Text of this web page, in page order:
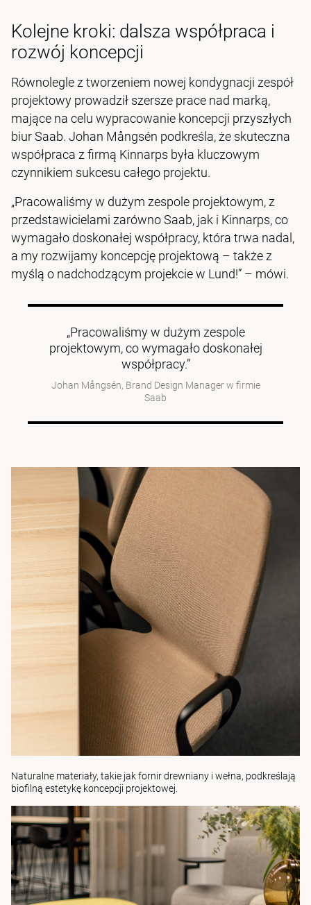
Kolejne kroki: dalsza współpraca i
rozwój koncepcji
Równolegle z tworzeniem nowej kondygnacji zespół
projektowy prowadził szersze prace nad marką,
mające na celu wypracowanie koncepcji przyszłych
biur Saab. Johan Mångsén podkreśla, że skuteczna
współpraca z firmą Kinnarps była kluczowym
czynnikiem sukcesu całego projektu.
„Pracowaliśmy w dużym zespole projektowym, z
przedstawicielami zarówno Saab, jak i Kinnarps, co
wymagało doskonałej współpracy, która trwa nadal,
a my rozwijamy koncepcję projektową – także z
myślą o nadchodzącym projekcie w Lund!” – mówi.
„Pracowaliśmy w dużym zespole
projektowym, co wymagało doskonałej
współpracy.”
Johan Mångsén, Brand Design Manager w firmie
Saab
Naturalne materiały, takie jak fornir drewniany i wełna, podkreślają
biofilną estetykę koncepcji projektowej.